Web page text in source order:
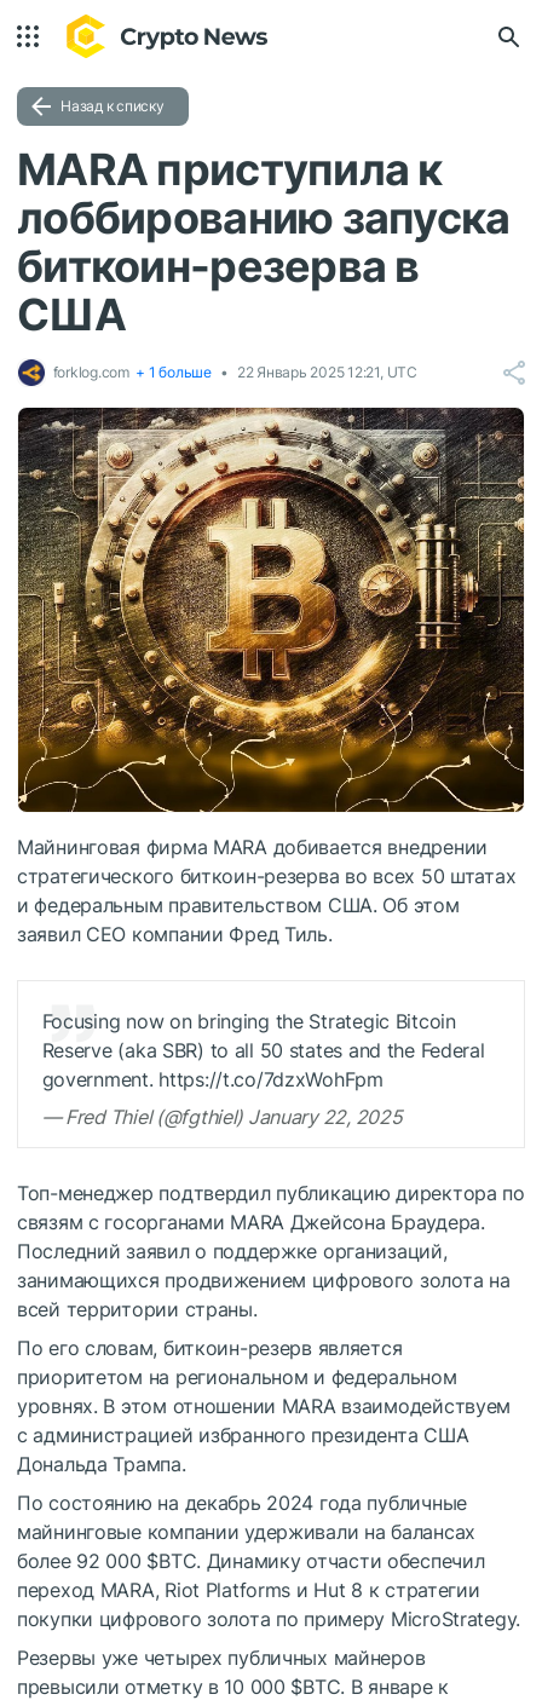
Назад к списку
MARA приступила к
лоббированию запуска
биткоин-резерва в
США
forklog.com + 1 больше 22 Январь 2025 12:21, UTC
Майнинговая фирма MARA добивается внедрении
стратегического биткоин-резерва во всех 50 штатах
и федеральным правительством США. Об этом
заявил CEO компании Фред Тиль.
Focusing now on bringing the Strategic Bitcoin
Reserve (aka SBR) to all 50 states and the Federal
government. https://t.co/7dzxWohFpm
— Fred Thiel (@fgthiel) January 22, 2025
Топ-менеджер подтвердил публикацию директора по
связям с госорганами MARA Джейсона Браудера.
Последний заявил о поддержке организаций,
занимающихся продвижением цифрового золота на
всей территории страны.
По его словам, биткоин-резерв является
приоритетом на региональном и федеральном
уровнях. В этом отношении MARA взаимодействуем
с администрацией избранного президента США
Дональда Трампа.
По состоянию на декабрь 2024 года публичные
майнинговые компании удерживали на балансах
более 92 000 $BTC. Динамику отчасти обеспечил
переход MARA, Riot Platforms и Hut 8 к стратегии
покупки цифрового золота по примеру MicroStrategy.
Резервы уже четырех публичных майнеров
превысили отметку в 10 000 $BTC. В январе к